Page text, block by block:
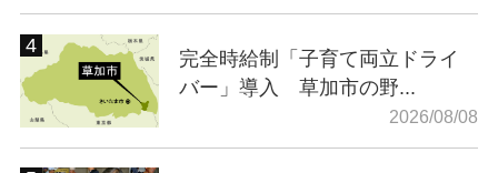
完全時給制「子育て両立ドライ
バー」導入 草加市の野...
2026/08/08